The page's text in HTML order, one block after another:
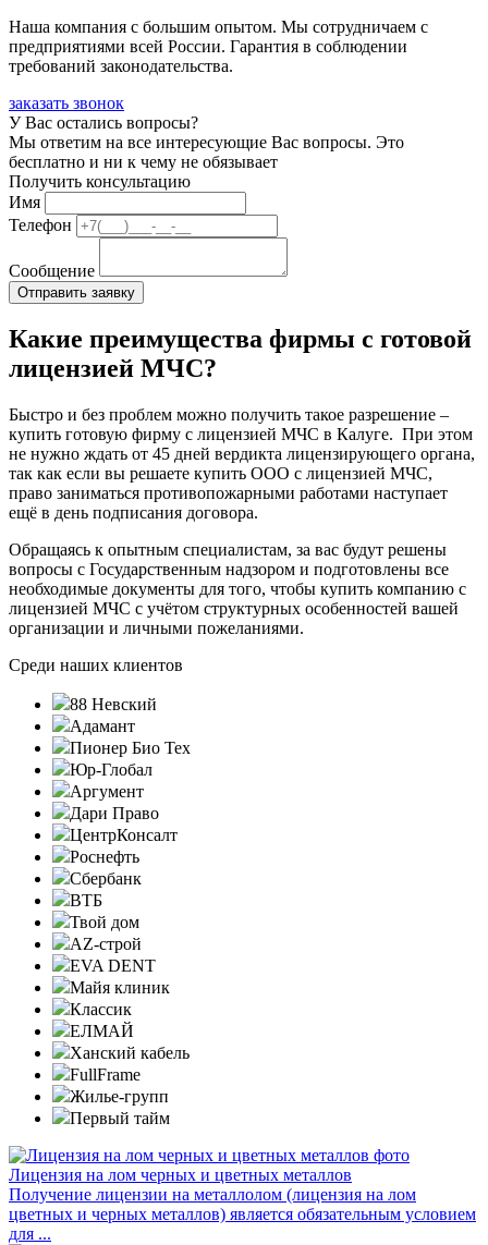
Наша компания с большим опытом. Мы сотрудничаем с
предприятиями всей России. Гарантия в соблюдении
требований законодательства.
заказать звонок
У Вас остались вопросы?
Мы ответим на все интересующие Вас вопросы. Это
бесплатно и ни к чему не обязывает
Получить консультацию
Имя
Телефон
Сообщение
Какие преимущества фирмы с готовой
лицензией МЧС?
Быстро и без проблем можно получить такое разрешение –
купить готовую фирму с лицензией МЧС в Калуге. При этом
не нужно ждать от 45 дней вердикта лицензирующего органа,
так как если вы решаете купить ООО с лицензией МЧС,
право заниматься противопожарными работами наступает
ещё в день подписания договора.
Обращаясь к опытным специалистам, за вас будут решены
вопросы с Государственным надзором и подготовлены все
необходимые документы для того, чтобы купить компанию с
лицензией МЧС с учётом структурных особенностей вашей
организации и личными пожеланиями.
Среди наших клиентов
88 Невский
Адамант
Пионер Био Тех
Юр-Глобал
Аргумент
Дари Право
ЦентрКонсалт
Роснефть
Сбербанк
ВТБ
Твой дом
AZ-строй
EVA DENT
Майя клиник
Классик
ЕЛМАЙ
Ханский кабель
FullFrame
Жилье-групп
Первый тайм
Лицензия на лом черных и цветных металлов
Получение лицензии на металлолом (лицензия на лом
цветных и черных металлов) является обязательным условием
для ...